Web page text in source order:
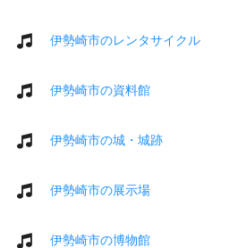
伊勢崎市のレンタサイクル
伊勢崎市の資料館
伊勢崎市の城・城跡
伊勢崎市の展示場
伊勢崎市の博物館